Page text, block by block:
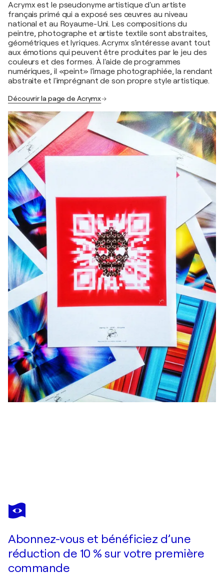
Acrymx est le pseudonyme artistique d'un artiste
français primé qui a exposé ses œuvres au niveau
national et au Royaume-Uni. Les compositions du
peintre, photographe et artiste textile sont abstraites,
géométriques et lyriques. Acrymx s'intéresse avant tout
aux émotions qui peuvent être produites par le jeu des
couleurs et des formes. À l'aide de programmes
numériques, il «peint» l'image photographiée, la rendant
abstraite et l'imprégnant de son propre style artistique.
Découvrir la page de Acrymx
ACRYMX
Slices Of Scan 16 - 40 x 30 cm
Abonnez-vous et bénéficiez d’une
réduction de 10 % sur votre première
commande